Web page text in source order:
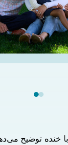
خنده توضیح